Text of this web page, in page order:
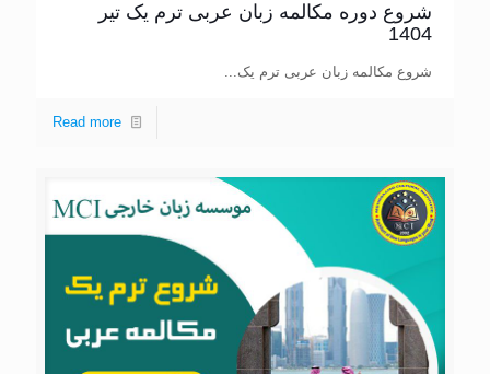
شروع دوره مکالمه زبان عربی ترم یک تیر
1404
شروع مکالمه زبان عربی ترم یک...
Read more